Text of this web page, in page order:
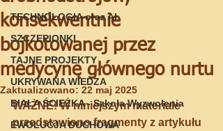
TECHNOLOGIA oraz AI
SZCZEPIONKI
TAJNE PROJEKTY
UKRYWANA WIEDZA
BIAŁA ŚCIEŻKA - Szkoła Wyzwolenia
EWOLUCJA DUCHOWA
konsekwentnie
bojkotowanej przez
medycynę głównego nurtu
Zaktualizowano: 22 maj 2025
WAŻNE! W niniejszym materiale
przedstawiono fragmenty z artykułu